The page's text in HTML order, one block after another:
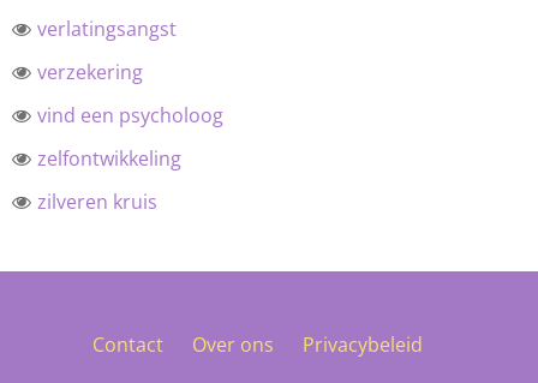
verlatingsangst
verzekering
vind een psycholoog
zelfontwikkeling
zilveren kruis
Contact Over ons Privacybeleid